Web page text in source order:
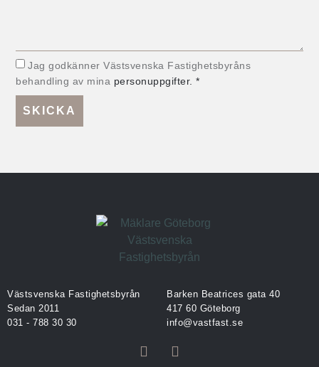
Jag godkänner Västsvenska Fastighetsbyråns
behandling av mina personuppgifter. *
SKICKA
Västsvenska Fastighetsbyrån
Sedan 2011
031 - 788 30 30
Barken Beatrices gata 40
417 60 Göteborg
info@vastfast.se